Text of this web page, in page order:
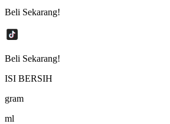
Beli Sekarang!
Beli Sekarang!
ISI BERSIH
gram
ml